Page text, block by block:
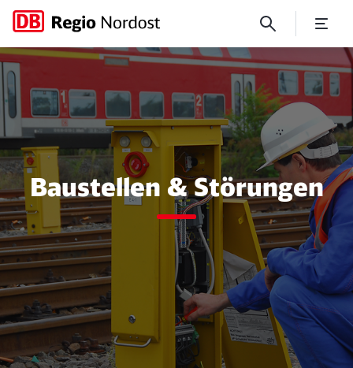
Baustellen und Störungen
Baustellen & Störungen